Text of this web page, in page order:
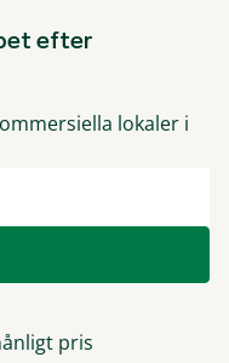
efter
lokaler i
pris